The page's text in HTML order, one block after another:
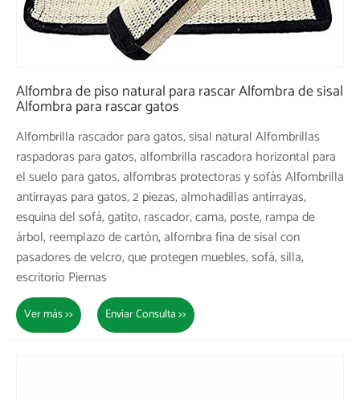
Alfombra de piso natural para rascar Alfombra de sisal
Alfombra para rascar gatos
Alfombrilla rascador para gatos, sisal natural Alfombrillas
raspadoras para gatos, alfombrilla rascadora horizontal para
el suelo para gatos, alfombras protectoras y sofás Alfombrilla
antirrayas para gatos, 2 piezas, almohadillas antirrayas,
esquina del sofá, gatito, rascador, cama, poste, rampa de
árbol, reemplazo de cartón, alfombra fina de sisal con
pasadores de velcro, que protegen muebles, sofá, silla,
escritorio Piernas
Ver más >> Enviar Consulta >>